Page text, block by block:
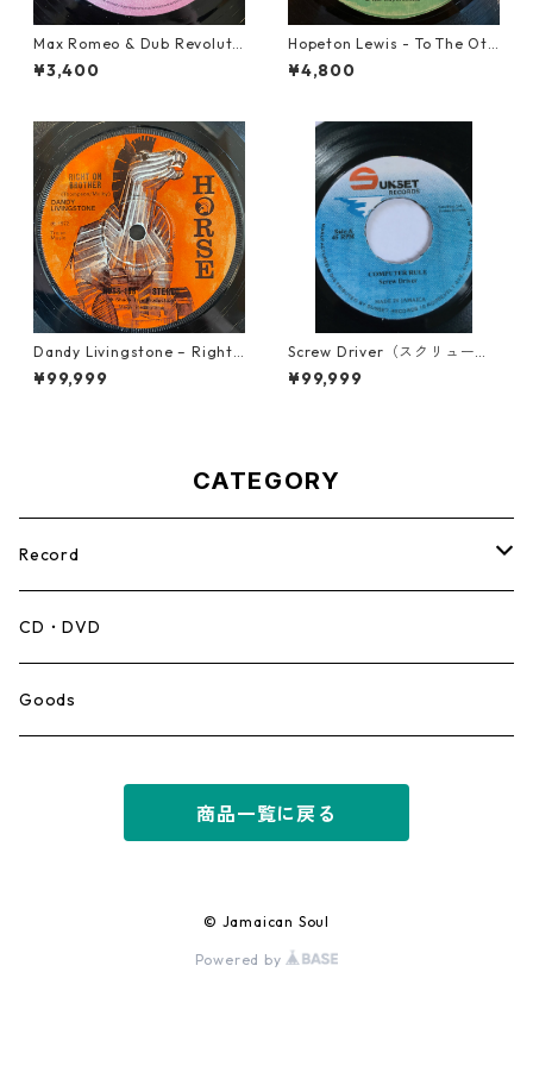
Max Romeo & Dub Revoluti
onaries - Juks We A Juks【1
0-90000】
¥3,400
Hopeton Lewis - To The Oth
er Man【7-22023】
¥4,800
Dandy Livingstone – Right
On Brother【7-21946】
¥99,999
Screw Driver（スクリュード
ライバー） - Computer Rule
【7'】
¥99,999
CATEGORY
Record
Mento,Calypso,Ballad
Ska
CD・DVD
Goods
商品一覧に戻る
© Jamaican Soul
Powered by